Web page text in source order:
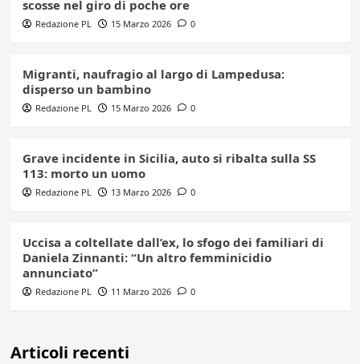
scosse nel giro di poche ore
Redazione PL 15 Marzo 2026 0
Migranti, naufragio al largo di Lampedusa:
disperso un bambino
Redazione PL 15 Marzo 2026 0
Grave incidente in Sicilia, auto si ribalta sulla SS
113: morto un uomo
Redazione PL 13 Marzo 2026 0
Uccisa a coltellate dall’ex, lo sfogo dei familiari di
Daniela Zinnanti: “Un altro femminicidio
annunciato”
Redazione PL 11 Marzo 2026 0
Articoli recenti